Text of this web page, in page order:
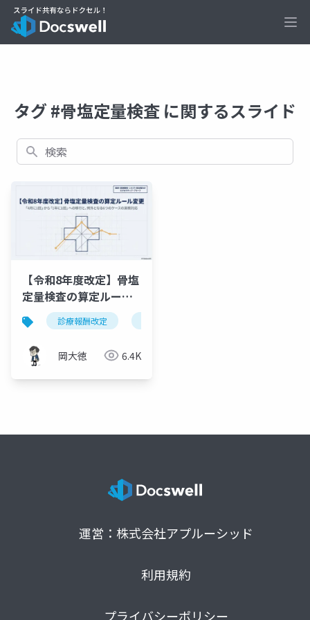
タグ #骨塩定量検査 に関するスライド
検索
【令和8年度改定】骨塩
定量検査の算定ルール
変更｜年1回への移行と
例外6ケース
診療報酬改定
岡大徳 6.4K
運営：株式会社アプルーシッド
利用規約
プライバシーポリシー